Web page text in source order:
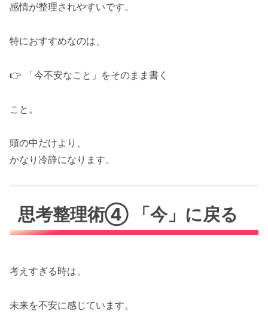
感情が整理されやすいです。
特におすすめなのは、
👉 「今不安なこと」をそのまま書く
こと。
頭の中だけより、
かなり冷静になります。
思考整理術④ 「今」に戻る
考えすぎる時は、
未来を不安に感じています。